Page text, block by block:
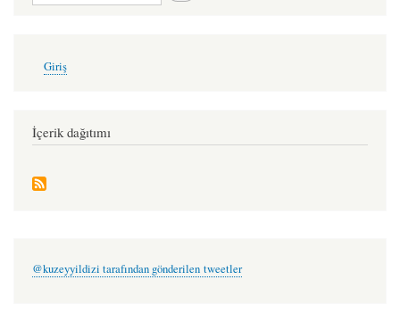
sivil
kurşunu
erol
account
Giriş
İçerik dağıtımı
@kuzeyyildizi tarafından gönderilen tweetler